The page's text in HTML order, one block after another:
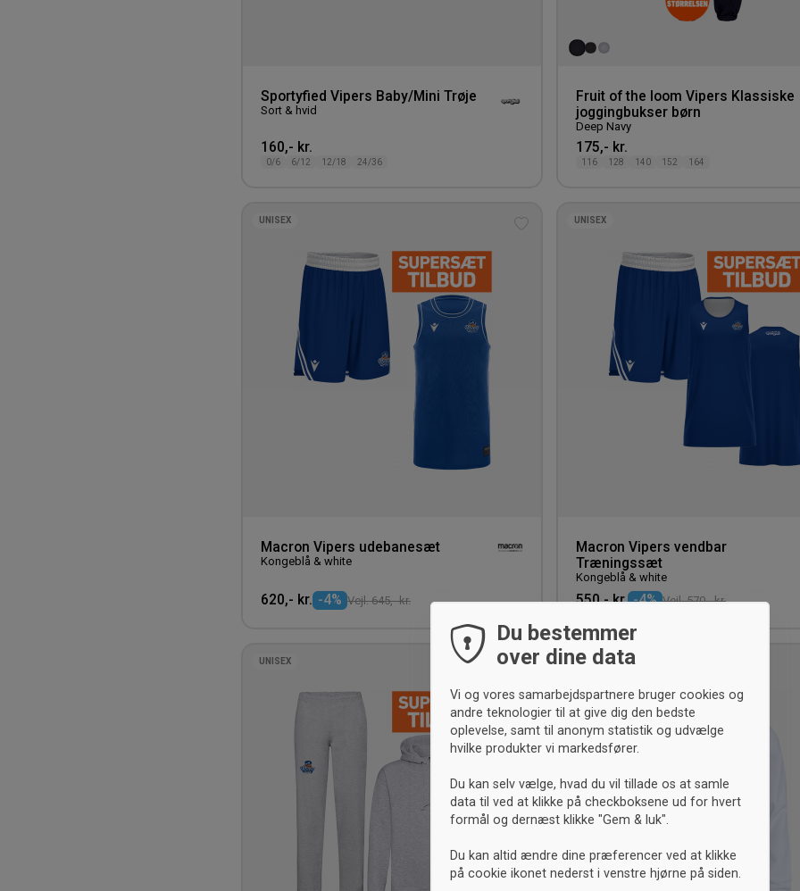
Sportyfied Vipers Baby/Mini Trøje
Sort & hvid
160,- kr.
0/6 6/12 12/18 24/36
Fruit of the loom Vipers Klassiske
joggingbukser børn
Deep Navy
175,- kr.
116 128 140 152 164
UNISEX
Macron Vipers udebanesæt
Kongeblå & white
620,- kr. -4% Vejl. 645,- kr.
UNISEX
Macron Vipers vendbar
Træningssæt
Kongeblå & white
550,- kr. -4% Vejl. 570,- kr.
til
ønskeliste
UNISEX UNISEX
Du bestemmer
over dine data
Vi og vores samarbejdspartnere bruger cookies og
andre teknologier til at give dig den bedste
oplevelse, samt til anonym statistik og udvælge
hvilke produkter vi markedsfører.
Du kan selv vælge, hvad du vil tillade os at samle
data til ved at klikke på checkboksene ud for hvert
formål og dernæst klikke "Gem & luk".
Du kan altid ændre dine præferencer ved at klikke
på cookie ikonet nederst i venstre hjørne på siden.